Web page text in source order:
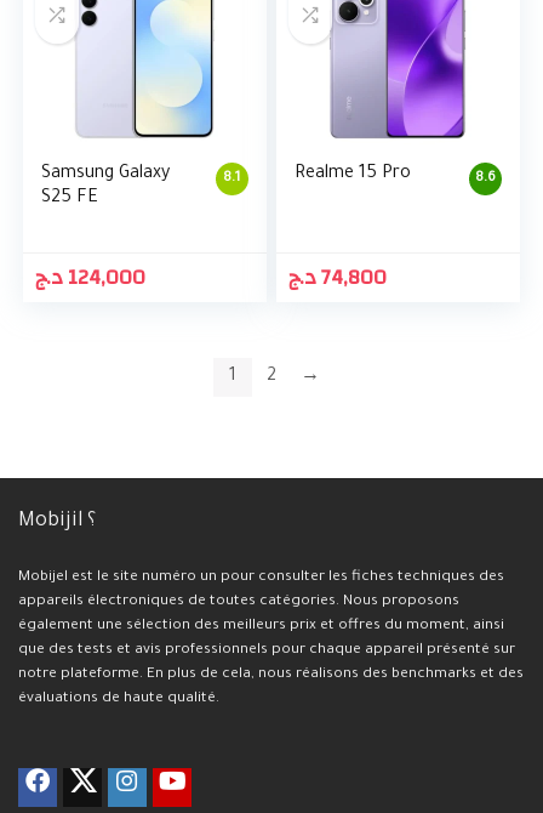
8.1
Samsung Galaxy
S25 FE
124,000د.ج
8.6
Realme 15 Pro
74,800د.ج
1 2 →
Mobijil ؟
Mobijel est le site numéro un pour consulter les fiches techniques des
appareils électroniques de toutes catégories. Nous proposons
également une sélection des meilleurs prix et offres du moment, ainsi
que des tests et avis professionnels pour chaque appareil présenté sur
notre plateforme. En plus de cela, nous réalisons des benchmarks et des
évaluations de haute qualité.